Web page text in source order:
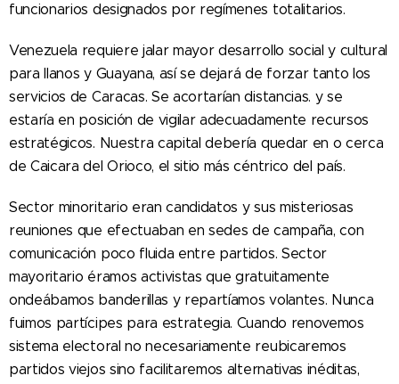
funcionarios designados por regímenes totalitarios.
Venezuela requiere jalar mayor desarrollo social y cultural
para llanos y Guayana, así se dejará de forzar tanto los
servicios de Caracas. Se acortarían distancias. y se
estaría en posición de vigilar adecuadamente recursos
estratégicos. Nuestra capital debería quedar en o cerca
de Caicara del Orioco, el sitio más céntrico del país.
Sector minoritario eran candidatos y sus misteriosas
reuniones que efectuaban en sedes de campaña, con
comunicación poco fluida entre partidos. Sector
mayoritario éramos activistas que gratuitamente
ondeábamos banderillas y repartíamos volantes. Nunca
fuimos partícipes para estrategia. Cuando renovemos
sistema electoral no necesariamente reubicaremos
partidos viejos sino facilitaremos alternativas inéditas,